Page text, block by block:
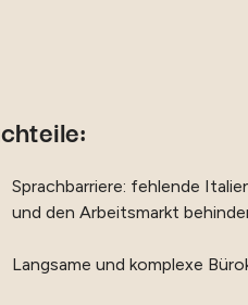
Sprachbarriere: fehlende
und den Arbeitsmarkt
Langsame und komplexe